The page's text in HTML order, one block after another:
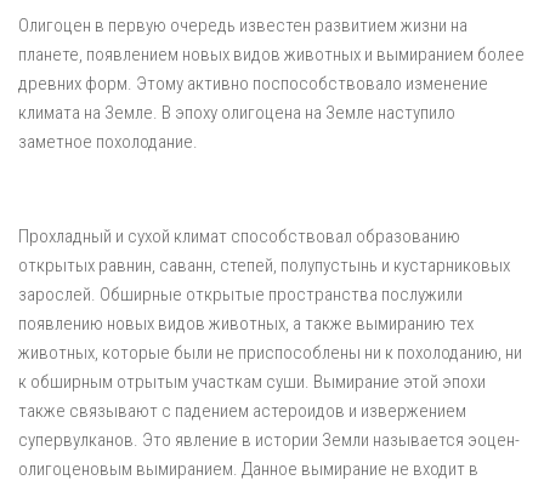
Олигоцен в первую очередь известен развитием жизни на
планете, появлением новых видов животных и вымиранием более
древних форм. Этому активно поспособствовало изменение
климата на Земле. В эпоху олигоцена на Земле наступило
заметное похолодание.
Прохладный и сухой климат способствовал образованию
открытых равнин, саванн, степей, полупустынь и кустарниковых
зарослей. Обширные открытые пространства послужили
появлению новых видов животных, а также вымиранию тех
животных, которые были не приспособлены ни к похолоданию, ни
к обширным отрытым участкам суши. Вымирание этой эпохи
также связывают с падением астероидов и извержением
супервулканов. Это явление в истории Земли называется эоцен-
олигоценовым вымиранием. Данное вымирание не входит в